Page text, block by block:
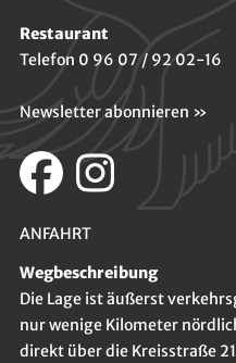
Restaurant
Telefon 0 96 07 / 92 02-16
Newsletter abonnieren »
ANFAHRT
Wegbeschreibung
Die Lage ist äußerst
nur wenige Kilometer
direkt über die Kreisstraße